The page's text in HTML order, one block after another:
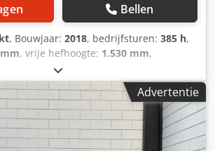
Bellen
, Bouwjaar: 2018, bedrijfsturen: 385 h,
, vrije hefhoogte: 1.530 mm,
, masttype:
1.940 mm, totale lengte:1.930
800 mm, kleur:zilver , Ledig gewicht:
1.200 kg - Bouwjaar: 2018 -
Ja - └ Type documentatie:
- CE markering aanwezig: Ja - CE
Advertentie